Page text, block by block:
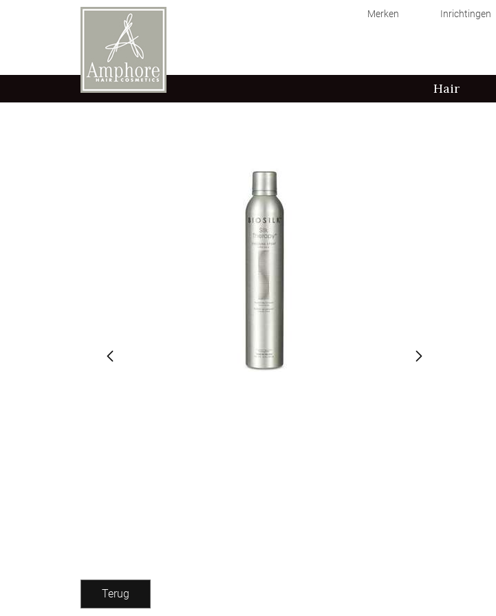
Merken Inrichtingen
Hair
Terug